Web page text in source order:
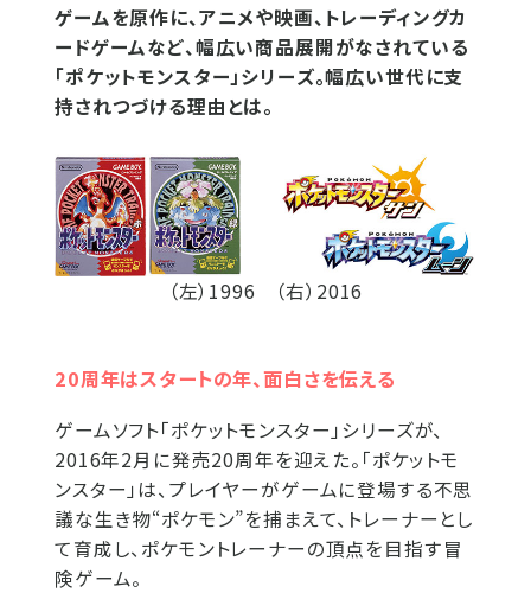
ゲームを原作に、アニメや映画、トレーディングカ
ードゲームなど、幅広い商品展開がなされている
「ポケットモンスター」シリーズ。幅広い世代に支
持されつづける理由とは。
（左）1996 （右）2016
20周年はスタートの年、面白さを伝える
ゲームソフト「ポケットモンスター」シリーズが、
2016年2月に発売20周年を迎えた。「ポケットモ
ンスター」は、プレイヤーがゲームに登場する不思
議な生き物“ポケモン”を捕まえて、トレーナーとし
て育成し、ポケモントレーナーの頂点を目指す冒
険ゲーム。